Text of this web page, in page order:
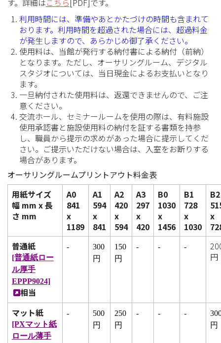
す。詳細はこちら [PDF]です。
利用時間には、準備やあとかたづけの時間も含まれて
おります。利用時間を超過された場合には、超過料金
が発生しますので、あらかじめ御了承ください。
使用料は、当館が発行する納付書による納付（前納）
となります。ただし、オーサリングルーム、デジタル
スタジオについては、当日現金によるお支払いとなり
ます。
一旦納付された使用料は、返還できませんので、ご注
意ください。
交流ホール、セミナールームを使用の際は、有料施設
使用承認書と施設使用料の納付を証する書類を持参
し、職員から提示の求めがあった場合に提示してくだ
さい。ご提示いただけない場合は、入室をお断りする
場合があります。
オーサリングルームプリントアウト料金表
用紙サイズ
幅 mm x 長
さ mm
A0
841
x
1189
A1
594
x
841
A2
420
x
594
A3
297
x
420
B0
1030
x
1456
B1
728
x
1030
B2
x
普通紙
[普通紙ロー
ル厚手
EPPP9024]
相当
-
300
円
150
円
- - -
円
マット紙
[PXマット紙
ロール薄手
-
500
円
250
円
- - -
円